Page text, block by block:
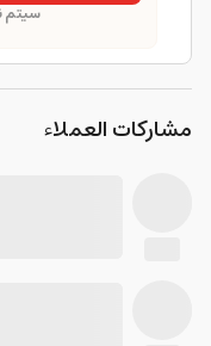
سيتم
مشاركات العملاء